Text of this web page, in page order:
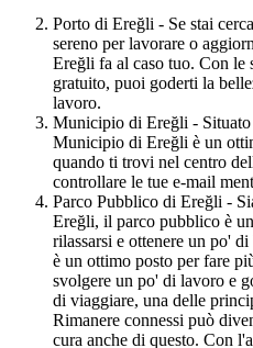
Porto di Ereğli - Se stai
sereno per lavorare o
Ereğli fa al caso tuo. Con le
gratuito, puoi goderti la
lavoro.
Municipio di Ereğli -
Municipio di Ereğli è un
quando ti trovi nel centro
controllare le tue e-mail
Parco Pubblico di Ereğli -
Ereğli, il parco pubblico è
rilassarsi e ottenere un po'
è un ottimo posto per fare
svolgere un po' di lavoro e
di viaggiare, una delle
Rimanere connessi può
cura anche di questo. Con